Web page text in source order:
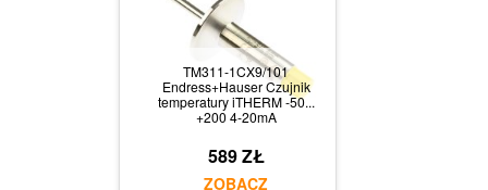
TM311-1CX9/101
Endress+Hauser Czujnik
temperatury iTHERM -50...
+200 4-20mA
589 ZŁ